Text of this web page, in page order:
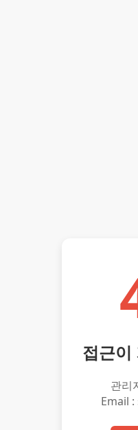
접근이
관리
Email